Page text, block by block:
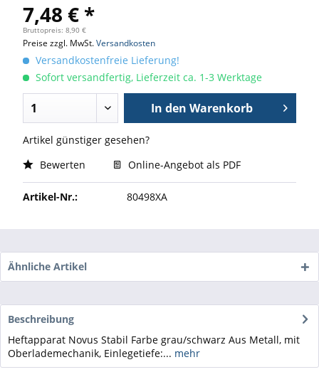
7,48 € *
Bruttopreis: 8,90 €
Preise zzgl. MwSt.Versandkosten
Versandkostenfreie Lieferung!
Sofort versandfertig, Lieferzeit ca. 1-3 Werktage
In den Warenkorb
Artikel günstiger gesehen?
Bewerten
Online-Angebot als PDF
Artikel-Nr.: 80498XA
Ähnliche Artikel
Beschreibung
Heftapparat Novus Stabil Farbe grau/schwarz Aus Metall, mit
Oberlademechanik, Einlegetiefe:... mehr